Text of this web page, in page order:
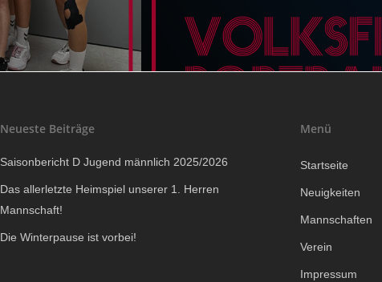
Neueste Beiträge
Saisonbericht D Jugend männlich 2025/2026
Das allerletzte Heimspiel unserer 1. Herren
Mannschaft!
Die Winterpause ist vorbei!
Menü
Startseite
Neuigkeiten
Mannschaften
Verein
Impressum